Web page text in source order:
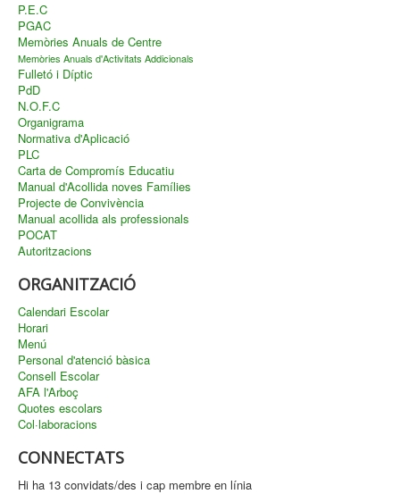
P.E.C
PGAC
Memòries Anuals de Centre
Memòries Anuals d'Activitats Addicionals
Fulletó i Díptic
PdD
N.O.F.C
Organigrama
Normativa d'Aplicació
PLC
Carta de Compromís Educatiu
Manual d'Acollida noves Famílies
Projecte de Convivència
Manual acollida als professionals
POCAT
Autoritzacions
ORGANITZACIÓ
Calendari Escolar
Horari
Menú
Personal d'atenció bàsica
Consell Escolar
AFA l'Arboç
Quotes escolars
Col·laboracions
CONNECTATS
Hi ha 13 convidats/des i cap membre en línia